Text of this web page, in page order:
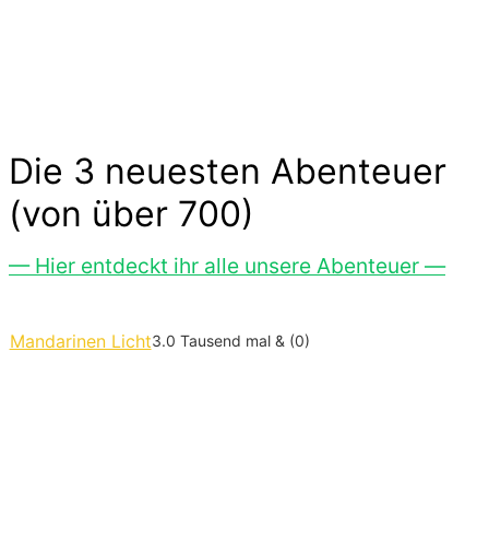
Die 3 neuesten Abenteuer
(von über 700)
— Hier entdeckt ihr alle unsere Abenteuer —
Mandarinen Licht3.0 Tausend mal & (0)